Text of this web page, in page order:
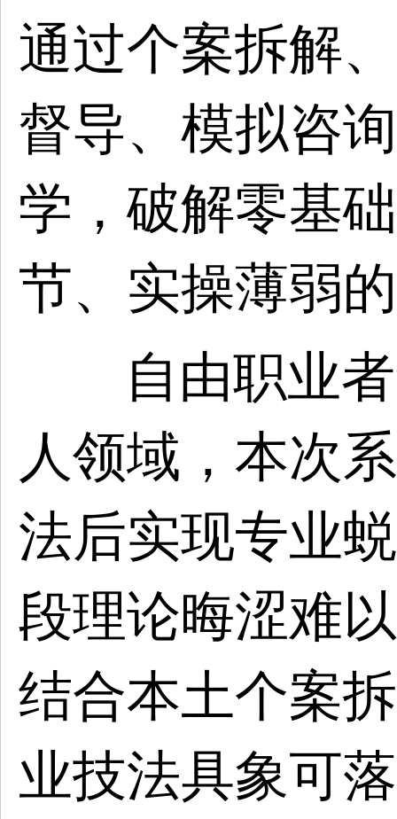
通过个案拆解
督导、模拟咨
学，破解零基
节、实操薄弱
自由职业
人领域，本次
法后实现专业
段理论晦涩难
结合本土个案
业技法具象可